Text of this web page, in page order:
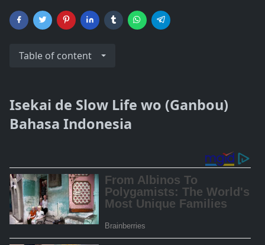
Table of content
Isekai de Slow Life wo (Ganbou)
Bahasa Indonesia